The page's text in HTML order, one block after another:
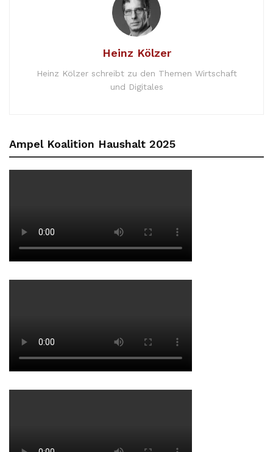
Heinz Kölzer
Heinz Kölzer schreibt zu den Themen Wirtschaft
und Digitales
Ampel Koalition Haushalt 2025